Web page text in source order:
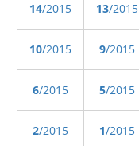
14/2015 13/2015
10/2015 9/2015
6/2015 5/2015
2/2015 1/2015